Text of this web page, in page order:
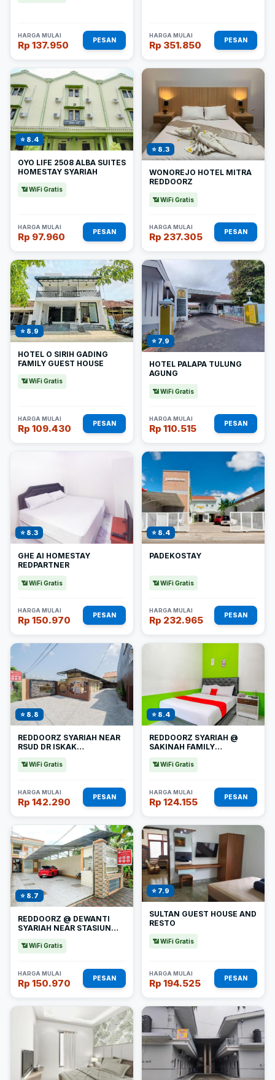
HARGA MULAI
Rp 137.950 PESAN
HARGA MULAI
Rp 351.850 PESAN
⭐ 8.4
OYO LIFE 2508 ALBA SUITES
HOMESTAY SYARIAH
📶 WiFi Gratis
HARGA MULAI
Rp 97.960 PESAN
⭐ 8.3
WONOREJO HOTEL MITRA
REDDOORZ
📶 WiFi Gratis
HARGA MULAI
Rp 237.305 PESAN
⭐ 8.9
HOTEL O SIRIH GADING
FAMILY GUEST HOUSE
📶 WiFi Gratis
HARGA MULAI
Rp 109.430 PESAN
⭐ 7.9
HOTEL PALAPA TULUNG
AGUNG
📶 WiFi Gratis
HARGA MULAI
Rp 110.515 PESAN
⭐ 8.3
GHE AI HOMESTAY
REDPARTNER
📶 WiFi Gratis
HARGA MULAI
Rp 150.970 PESAN
⭐ 8.4
PADEKOSTAY
📶 WiFi Gratis
HARGA MULAI
Rp 232.965 PESAN
⭐ 8.8
REDDOORZ SYARIAH NEAR
RSUD DR ISKAK
📶 WiFi Gratis
HARGA MULAI
Rp 142.290 PESAN
⭐ 8.4
REDDOORZ SYARIAH @
SAKINAH FAMILY
📶 WiFi Gratis
HARGA MULAI
Rp 124.155 PESAN
⭐ 8.7
REDDOORZ @ DEWANTI
SYARIAH NEAR STASIUN
📶 WiFi Gratis
HARGA MULAI
Rp 150.970 PESAN
⭐ 7.9
SULTAN GUEST HOUSE AND
RESTO
📶 WiFi Gratis
HARGA MULAI
Rp 194.525 PESAN